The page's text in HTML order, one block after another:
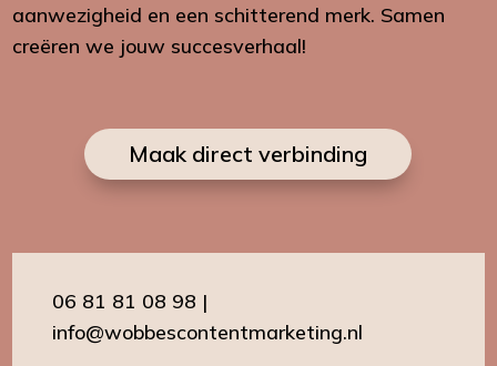
aanwezigheid en een schitterend merk. Samen
creëren we jouw succesverhaal!
Maak direct verbinding
06 81 81 08 98 |
info@wobbescontentmarketing.nl